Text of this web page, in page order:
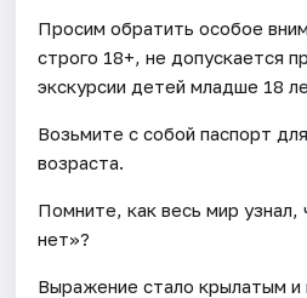
Просим обратить особое
строго 18+, не допускается
экскурсии детей младше 18
Возьмите с собой паспорт
возраста.
Помните, как весь мир
нет»?
Выражение стало крылатым и